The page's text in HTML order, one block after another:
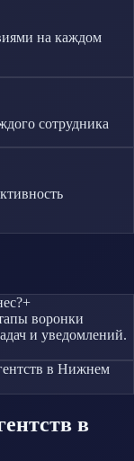
на каждом
сотрудника
+
воронки
и уведомлений.
в Нижнем
в